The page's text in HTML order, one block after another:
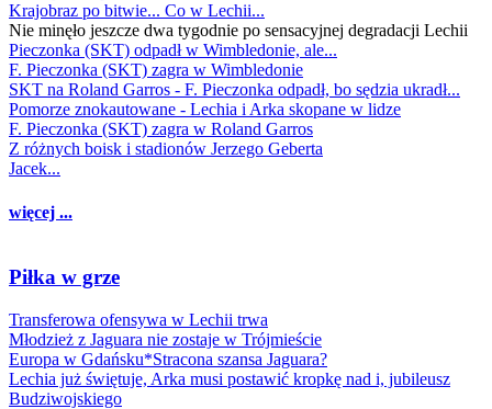
Krajobraz po bitwie... Co w Lechii...
Nie minęło jeszcze dwa tygodnie po sensacyjnej degradacji Lechii
Pieczonka (SKT) odpadł w Wimbledonie, ale...
F. Pieczonka (SKT) zagra w Wimbledonie
SKT na Roland Garros - F. Pieczonka odpadł, bo sędzia ukradł...
Pomorze znokautowane - Lechia i Arka skopane w lidze
F. Pieczonka (SKT) zagra w Roland Garros
Z różnych boisk i stadionów Jerzego Geberta
Jacek...
więcej ...
Piłka w grze
Transferowa ofensywa w Lechii trwa
Młodzież z Jaguara nie zostaje w Trójmieście
Europa w Gdańsku*Stracona szansa Jaguara?
Lechia już świętuje, Arka musi postawić kropkę nad i, jubileusz
Budziwojskiego